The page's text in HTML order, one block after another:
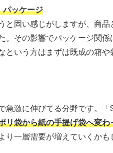
パッケージ
と固い感じがしますが、商
。その影響でパッケージ関
という方はまずは既成の箱
急激に伸びてる分野です。
リ袋から紙の手提げ袋へ変わ
り一層需要が増えていくかも